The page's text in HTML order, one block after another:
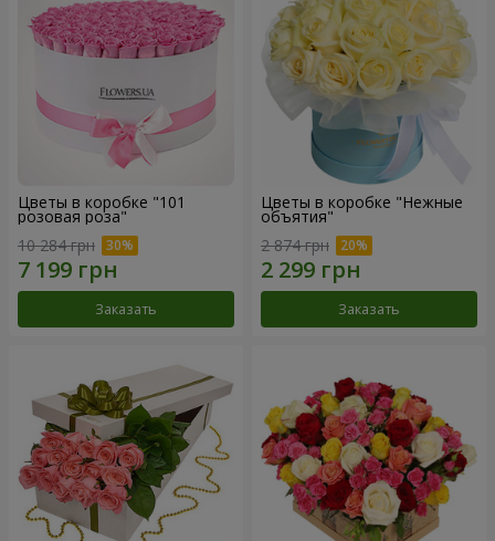
Цветы в коробке "101
розовая роза"
10 284 грн
Заказать
Цветы в коробке "Нежные
объятия"
2 874 грн
Заказать